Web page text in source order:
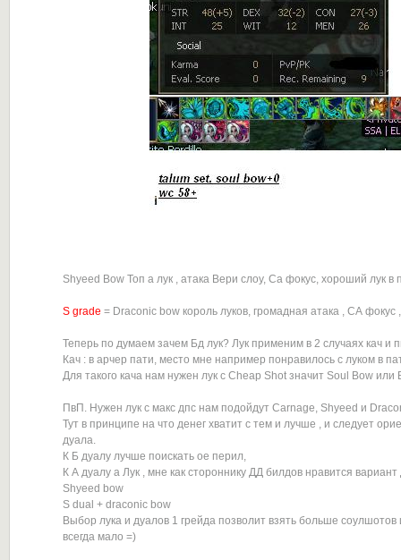
Shyeed Bow Топ а лук , атака Вери слоу, Са фокус, хороший лук в
S grade = Draconic bow король луков, громадная атака , СА фокус ,
Теперь по думаем зачем Бд лук? Лук применим в 2 случаях кач и
Кач : в арчер пати, место мне например понравилось с луком в
Для такого кача нам нужен лук с Cheap Shot значит Soul Bow или
ПвП. Нужен лук с макс дпс нам подойдут Carnage, Shyeed и
Тут в принципе на что денег хватит с тем и лучше , и следует
дуала.
К Б дуалу лучше поискать ое перил,
К А дуалу а Лук , мне как стороннику ДД билдов нравится
Shyeed bow
S dual + draconic bow
Выбор лука и дуалов 1 грейда позволит взять больше соулшотов
всегда мало =)